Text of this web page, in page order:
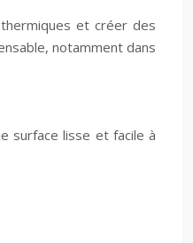
thermiques et créer des
notamment dans
surface lisse et facile à